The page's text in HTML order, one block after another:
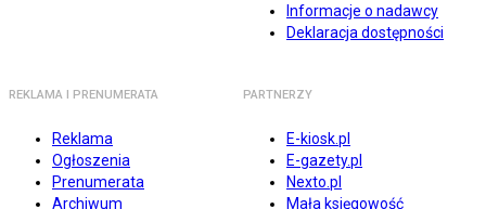
Informacje o nadawcy
Deklaracja dostępności
REKLAMA I PRENUMERATA
Reklama
Ogłoszenia
Prenumerata
Archiwum
PARTNERZY
E-kiosk.pl
E-gazety.pl
Nexto.pl
Mała księgowość